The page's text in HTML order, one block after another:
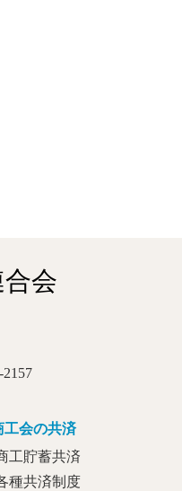
工会の共済
工貯蓄共済
種共済制度